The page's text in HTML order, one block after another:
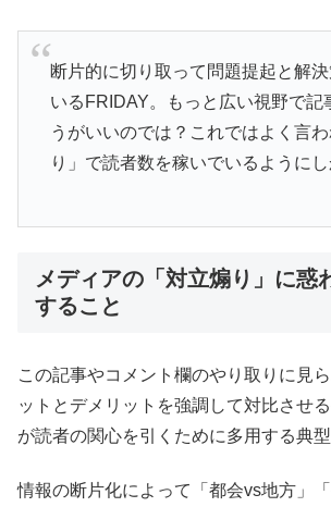
断片的に切り取って問題提起と解
いるFRIDAY。もっと広い視野で記
うがいいのでは？これではよく言
り」で読者数を稼いでいるように
メディアの「対立煽り」に惑
すること
この記事やコメント欄のやり取りに見
ットとデメリットを強調して対比させ
が読者の関心を引くために多用する典型
情報の断片化によって「都会vs地方」